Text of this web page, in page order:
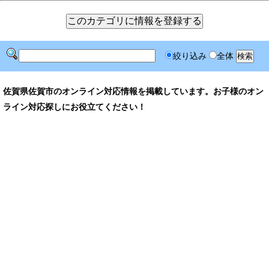
絞り込み 全体
佐賀県佐賀市のオンライン対応情報を掲載しています。お子様のオン
ライン対応探しにお役立てください！